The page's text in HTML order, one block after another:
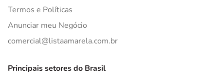
Termos e Políticas
Anunciar meu Negócio
comercial@listaamarela.com.br
Principais setores do Brasil